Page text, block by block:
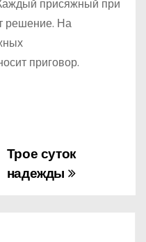
присяжный при
решение. На
приговор.
Трое суток
надежды